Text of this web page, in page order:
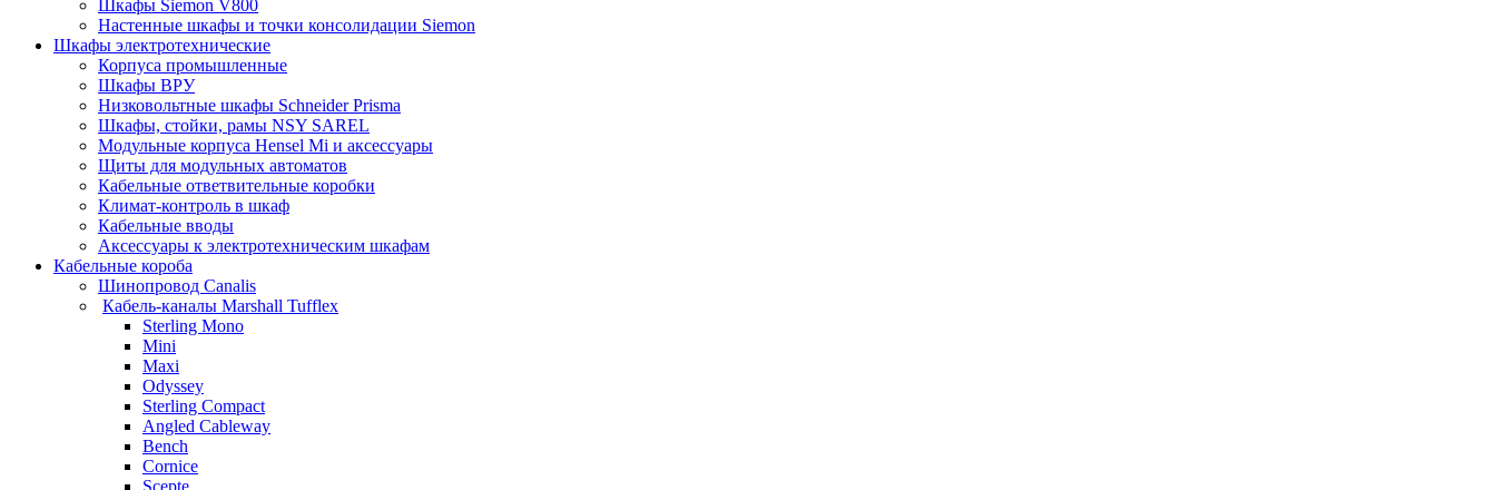
Шкафы Siemon V800
Настенные шкафы и точки консолидации Siemon
Шкафы электротехнические
Корпуса промышленные
Шкафы ВРУ
Низковольтные шкафы Schneider Prisma
Шкафы, стойки, рамы NSY SAREL
Модульные корпуса Hensel Mi и аксессуары
Щиты для модульных автоматов
Кабельные ответвительные коробки
Климат-контроль в шкаф
Кабельные вводы
Аксессуары к электротехническим шкафам
Кабельные короба
Шинопровод Canalis
Кабель-каналы Marshall Tufflex
Sterling Mono
Mini
Maxi
Odyssey
Sterling Compact
Angled Cableway
Bench
Cornice
Scepte